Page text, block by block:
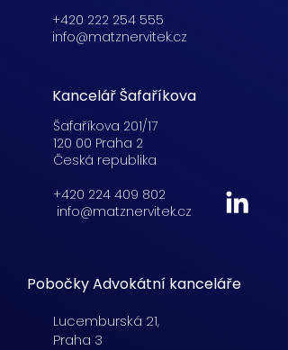
+420 222 254 555
info@matznervitek.cz
Kancelář Šafaříkova
Šafaříkova 201/17
120 00 Praha 2
Česká republika
+420 224 409 802
info@matznervitek.cz
Pobočky Advokátní kanceláře
Lucemburská 21,
Praha 3